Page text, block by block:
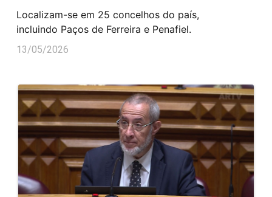
Localizam-se em 25 concelhos do país,
incluindo Paços de Ferreira e Penafiel.
13/05/2026